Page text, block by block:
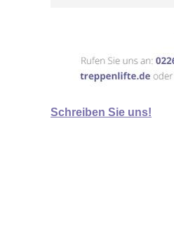
Schreiben Sie uns!